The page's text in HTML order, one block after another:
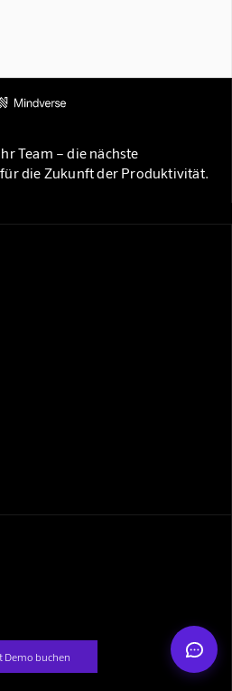
Demo buchen
Team – die nächste
die Zukunft der Produktivität.